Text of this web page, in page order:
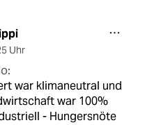
Uhr
war klimaneutral und
war 100%
- Hungersnöte